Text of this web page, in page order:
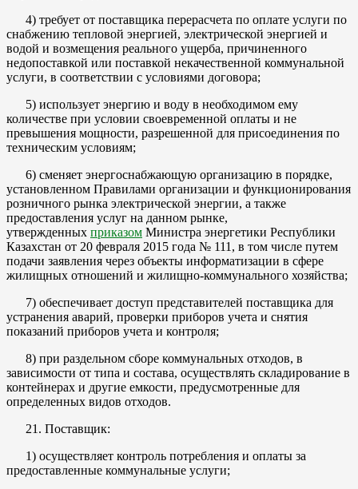
4) требует от поставщика перерасчета по оплате услуги по
снабжению тепловой энергией, электрической энергией и
водой и возмещения реального ущерба, причиненного
недопоставкой или поставкой некачественной коммунальной
услуги, в соответствии с условиями договора;
5) использует энергию и воду в необходимом ему
количестве при условии своевременной оплаты и не
превышения мощности, разрешенной для присоединения по
техническим условиям;
6) сменяет энергоснабжающую организацию в порядке,
установленном Правилами организации и функционирования
розничного рынка электрической энергии, а также
предоставления услуг на данном рынке,
утвержденных приказом Министра энергетики Республики
Казахстан от 20 февраля 2015 года № 111, в том числе путем
подачи заявления через объекты информатизации в сфере
жилищных отношений и жилищно-коммунального хозяйства;
7) обеспечивает доступ представителей поставщика для
устранения аварий, проверки приборов учета и снятия
показаний приборов учета и контроля;
8) при раздельном сборе коммунальных отходов, в
зависимости от типа и состава, осуществлять складирование в
контейнерах и другие емкости, предусмотренные для
определенных видов отходов.
21. Поставщик:
1) осуществляет контроль потребления и оплаты за
предоставленные коммунальные услуги;